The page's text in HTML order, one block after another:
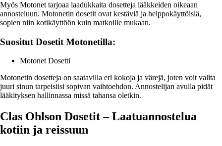
Myös Motonet tarjoaa laadukkaita dosetteja lääkkeiden oikeaan
annosteluun. Motonetin dosetit ovat kestäviä ja helppokäyttöisiä,
sopien niin kotikäyttöön kuin matkoille mukaan.
Suositut Dosetit Motonetilla:
Motonet Dosetti
Motonetin dosetteja on saatavilla eri kokoja ja värejä, joten voit valita
juuri sinun tarpeisiisi sopivan vaihtoehdon. Annostelijan avulla pidät
lääkityksen hallinnassa missä tahansa oletkin.
Clas Ohlson Dosetit – Laatuannostelua
kotiin ja reissuun